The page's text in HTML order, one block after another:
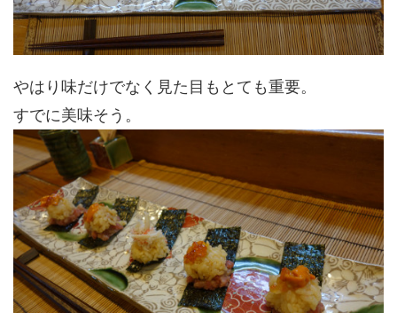
やはり味だけでなく見た目もとても重要。
すでに美味そう。